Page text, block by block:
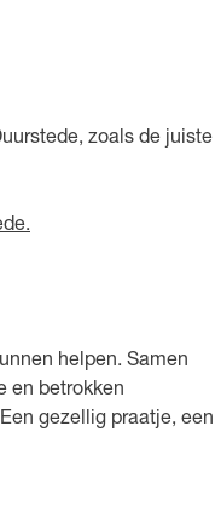
zoals de juiste
helpen. Samen
en betrokken
gezellig praatje, een